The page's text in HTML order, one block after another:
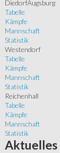
DiedorfAugsburg
Tabelle
Kämpfe
Mannschaft
Statistik
Westendorf
Tabelle
Kämpfe
Mannschaft
Statistik
Reichenhall
Tabelle
Kämpfe
Mannschaft
Statistik
Aktuelles